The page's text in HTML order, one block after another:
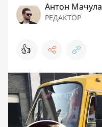
Антон Мачула
РЕДАКТОР
👍